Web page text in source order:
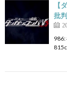
【
批
986: